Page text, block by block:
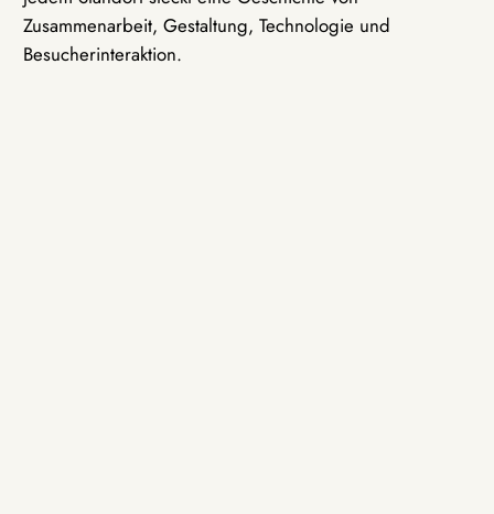
Zusammenarbeit, Gestaltung, Technologie und
Besucherinteraktion.